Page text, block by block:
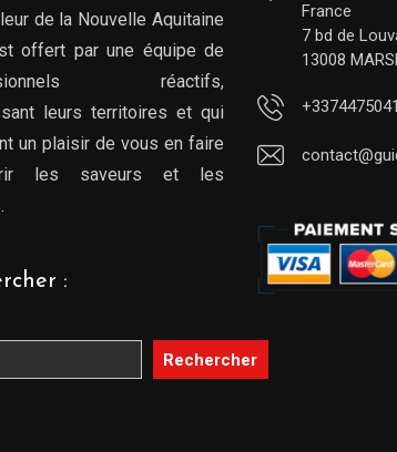
de la Nouvelle Aquitaine
offert par une équipe de
réactifs,
leurs territoires et qui
un plaisir de vous en faire
les saveurs et les
:
Rechercher
France
7 bd de
13008